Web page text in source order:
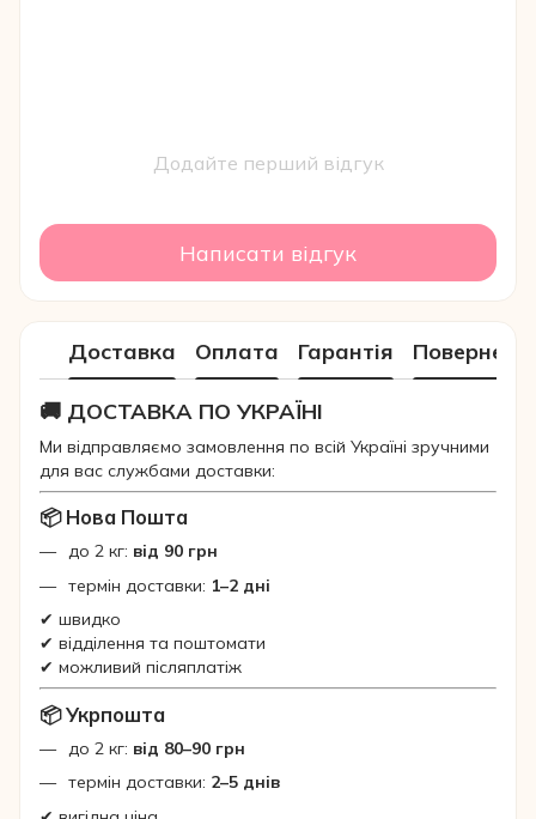
Додайте перший відгук
Написати відгук
Доставка Оплата Гарантія
🚚 ДОСТАВКА ПО УКРАЇНІ
Ми відправляємо замовлення по всій Україні зручними
для вас службами доставки:
📦 Нова Пошта
до 2 кг: від 90 грн
термін доставки: 1–2 дні
✔ швидко
✔ відділення та поштомати
✔ можливий післяплатіж
📦 Укрпошта
до 2 кг: від 80–90 грн
термін доставки: 2–5 днів